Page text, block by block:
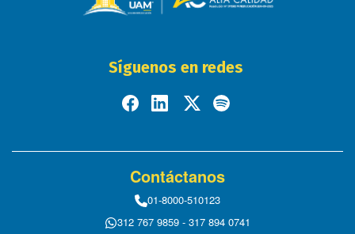
Síguenos en redes
Contáctanos
01-8000-510123
312 767 9859 - 317 894 0741